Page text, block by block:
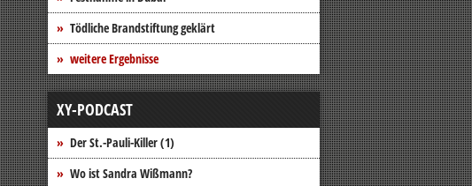
Tödliche Brandstiftung geklärt
weitere Ergebnisse
XY-PODCAST
Der St.-Pauli-Killer (1)
Wo ist Sandra Wißmann?